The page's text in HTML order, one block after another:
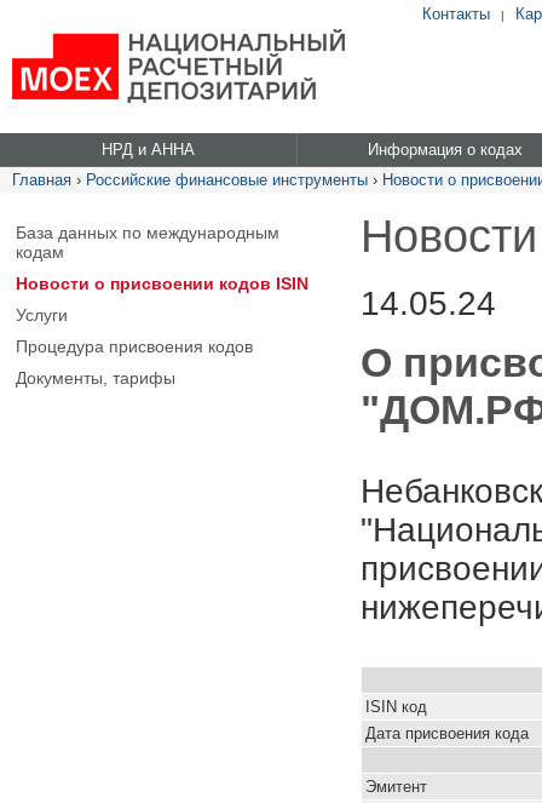
Контакты |
НРД и АННА
Информация о кодах
Главная › Российские финансовые инструменты › Новости о
База данных по международным
кодам
Новости о присвоении кодов ISIN
Услуги
Процедура присвоения кодов
Документы, тарифы
14.05.24
О
ISIN код
Дата присвоения кода
Эмитент